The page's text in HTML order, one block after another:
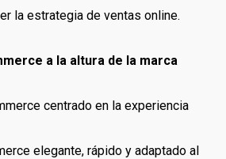
la estrategia de ventas online.
a la altura de la marca
centrado en la experiencia
elegante, rápido y adaptado al